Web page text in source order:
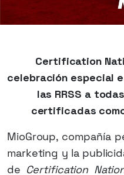
Certification
celebración especial
las RRSS a
certificadas
MioGroup, compañía
marketing y la
de Certification